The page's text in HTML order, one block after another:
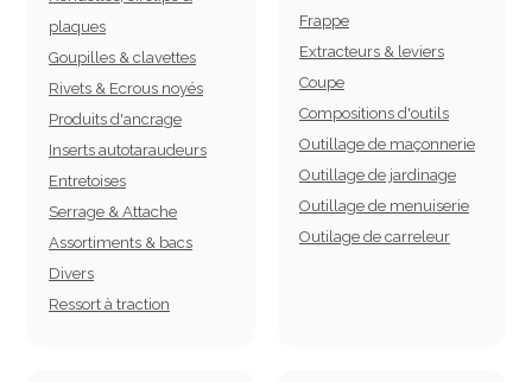
plaques
Goupilles & clavettes
Rivets & Ecrous noyés
Produits d'ancrage
Inserts autotaraudeurs
Entretoises
Serrage & Attache
Assortiments & bacs
Divers
Ressort à traction
Frappe
Extracteurs & leviers
Coupe
Compositions d'outils
Outillage de maçonnerie
Outillage de jardinage
Outillage de menuiserie
Outilage de carreleur